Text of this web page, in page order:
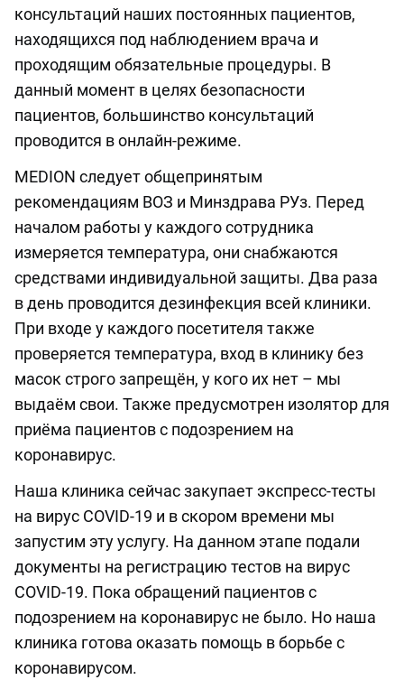
консультаций наших постоянных пациентов,
находящихся под наблюдением врача и
проходящим обязательные процедуры. В
данный момент в целях безопасности
пациентов, большинство консультаций
проводится в онлайн-режиме.
MEDION следует общепринятым
рекомендациям ВОЗ и Минздрава РУз. Перед
началом работы у каждого сотрудника
измеряется температура, они снабжаются
средствами индивидуальной защиты. Два раза
в день проводится дезинфекция всей клиники.
При входе у каждого посетителя также
проверяется температура, вход в клинику без
масок строго запрещён, у кого их нет – мы
выдаём свои. Также предусмотрен изолятор для
приёма пациентов с подозрением на
коронавирус.
Наша клиника сейчас закупает экспресс-тесты
на вирус COVID-19 и в скором времени мы
запустим эту услугу. На данном этапе подали
документы на регистрацию тестов на вирус
COVID-19. Пока обращений пациентов с
подозрением на коронавирус не было. Но наша
клиника готова оказать помощь в борьбе с
коронавирусом.